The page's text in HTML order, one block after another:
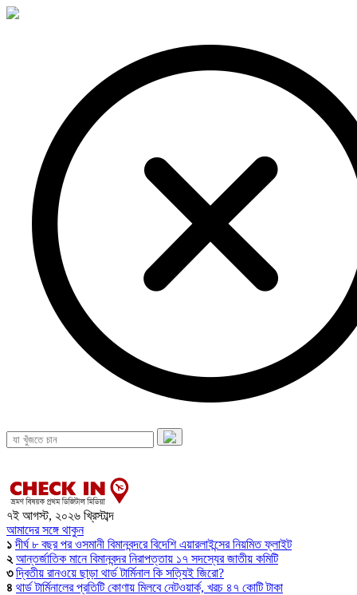
৭ই আগস্ট, ২০২৬ খ্রিস্টাব্দ
আমাদের সঙ্গে থাকুন
১ দীর্ঘ ৮ বছর পর ওসমানী বিমানবন্দরে বিদেশি এয়ারলাইন্সের নিয়মিত ফ্লাইট
২ আন্তর্জাতিক মানে বিমানবন্দর নিরাপত্তায় ১৭ সদস্যের জাতীয় কমিটি
৩ দ্বিতীয় রানওয়ে ছাড়া থার্ড টার্মিনাল কি সত্যিই জিরো?
৪ থার্ড টার্মিনালের প্রতিটি কোণায় মিলবে নেটওয়ার্ক, খরচ ৪৭ কোটি টাকা